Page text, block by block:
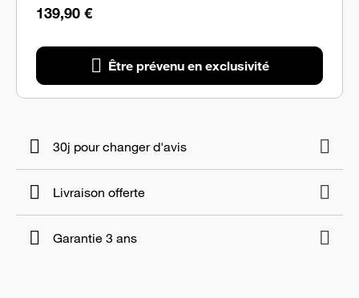
139,90 €
Être prévenu en exclusivité
30j pour changer d'avis
Livraison offerte
Garantie 3 ans